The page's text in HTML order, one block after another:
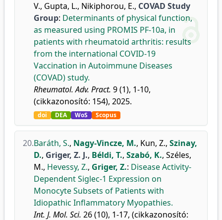
V., Gupta, L., Nikiphorou, E., COVAD Study
Group: Determinants of physical function,
as measured using PROMIS PF-10a, in
patients with rheumatoid arthritis: results
from the international COVID-19
Vaccination in Autoimmune Diseases
(COVAD) study.
Rheumatol. Adv. Pract. 9 (1), 1-10,
(cikkazonosító: 154), 2025.
doi DEA WoS Scopus
20.Baráth, S., Nagy-Vincze, M., Kun, Z., Szinay,
D., Griger, Z. J., Béldi, T., Szabó, K., Széles,
M., Hevessy, Z., Griger, Z.: Disease Activity-
Dependent Siglec-1 Expression on
Monocyte Subsets of Patients with
Idiopathic Inflammatory Myopathies.
Int. J. Mol. Sci. 26 (10), 1-17, (cikkazonosító: